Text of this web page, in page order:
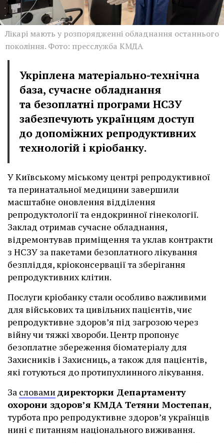
Лікарі мають у розпорядженні обладнання останнього
покоління. Фото: пресслужба КМДА
Укріплена матеріально-технічна
база, сучасне обладнання
та безоплатні програми НСЗУ
забезпечують українцям доступ
до допоміжних репродуктивних
технологій і кріобанку.
У Київському міському центрі репродуктивної
та перинатальної медицини завершили
масштабне оновлення відділення
репродуктології та ендокринної гінекології.
Заклад отримав сучасне обладнання,
відремонтував приміщення та уклав контракти
з НСЗУ за пакетами безоплатного лікування
безпліддя, кріоконсервації та зберігання
репродуктивних клітин.
Послуги кріобанку стали особливо важливими
для військових та цивільних пацієнтів, чиє
репродуктивне здоров’я під загрозою через
війну чи тяжкі хвороби. Центр пропонує
безоплатне збереження біоматеріалу для
Захисників і Захисниць, а також для пацієнтів,
які готуються до протипухлинного лікування.
За словамидиректорки Департаменту
охорони здоров’я КМДА Тетяни Мостепан,
турбота про репродуктивне здоров’я українців
нині є питанням національного виживання.